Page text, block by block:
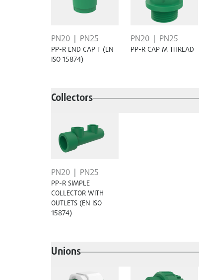
PN20 PN25
PP-R END CAP F (EN
ISO 15874)
PN20 PN25
PP-R CAP M THREAD
Collectors
PN20 PN25
PP-R SIMPLE
COLLECTOR WITH
OUTLETS (EN ISO
15874)
Unions